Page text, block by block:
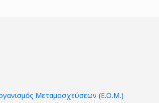
Μεταμοσχεύσεων (Ε.Ο.Μ.)